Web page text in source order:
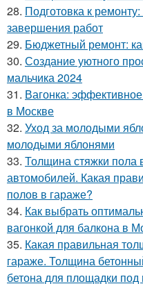
28. Подготовка к
завершения работ
29. Бюджетный ремонт:
30. Создание уютного
мальчика 2024
31. Вагонка:
в Москве
32. Уход за молодыми
молодыми яблонями
33. Толщина стяжки пола
автомобилей. Какая
полов в гараже?
34. Как выбрать
вагонкой для балкона в
35. Какая правильная
гараже. Толщина
бетона для площадки